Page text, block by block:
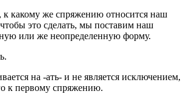
к какому же спряжению относится наш
это сделать, мы поставим наш
или же неопределенную форму.
на -ать- и не является исключением,
к первому спряжению.